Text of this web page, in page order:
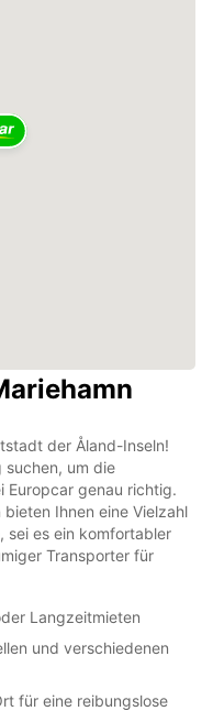
der Åland-Inseln!
suchen, um die
Europcar genau richtig.
Ihnen eine Vielzahl
sei es ein komfortabler
Transporter für
Langzeitmieten
und verschiedenen
für eine reibungslose